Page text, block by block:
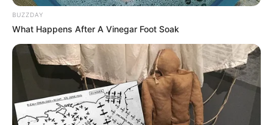
BUZZDAY
What Happens After A Vinegar Foot Soak